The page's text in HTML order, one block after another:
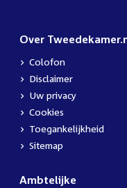
Over
Colofon
Disclaimer
Uw privacy
Cookies
Toegankelijkheid
Sitemap
Ambtelijke